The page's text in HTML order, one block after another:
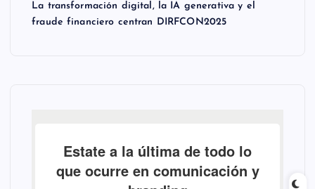
La transformación digital, la IA generativa y el
fraude financiero centran DIRFCON2025